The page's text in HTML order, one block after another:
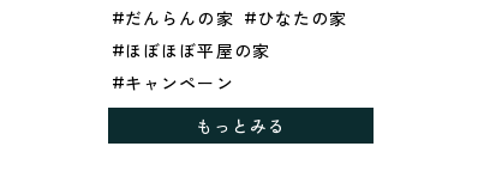
だんらんの家
ひなたの家
ほぼほぼ平屋の家
キャンペーン
グレイッシュでクールな家
シックブラウンで調和する
もっとみる